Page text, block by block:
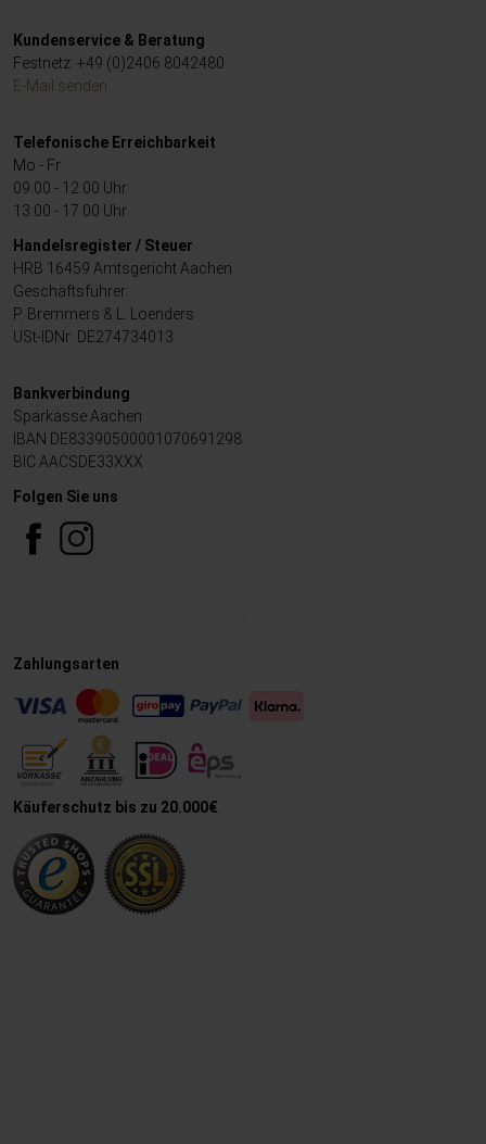
Kundenservice & Beratung
Festnetz: +49 (0)2406 8042480
E-Mail senden
Telefonische Erreichbarkeit
Mo - Fr
09.00 - 12.00 Uhr
13.00 - 17.00 Uhr
Handelsregister / Steuer
HRB 16459 Amtsgericht Aachen
Geschäftsführer:
P. Bremmers & L. Loenders
USt-IDNr: DE274734013
Bankverbindung
Sparkasse Aachen
IBAN DE83390500001070691298
BIC AACSDE33XXX
Folgen Sie uns
Zahlungsarten
Käuferschutz bis zu 20.000€